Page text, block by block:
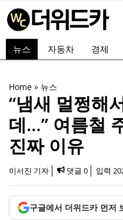
텐
츠
뉴스 자동차 경제
Home » 뉴스
“냄새 멀쩡해
데…” 여름철
진짜 이유
이서진 기자 댓글 0 입력
구글에서 더위드카 먼저